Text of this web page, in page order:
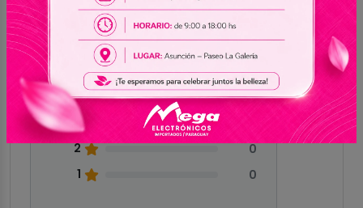
Sin reseñas
0
4
0
3
2
0
1
0